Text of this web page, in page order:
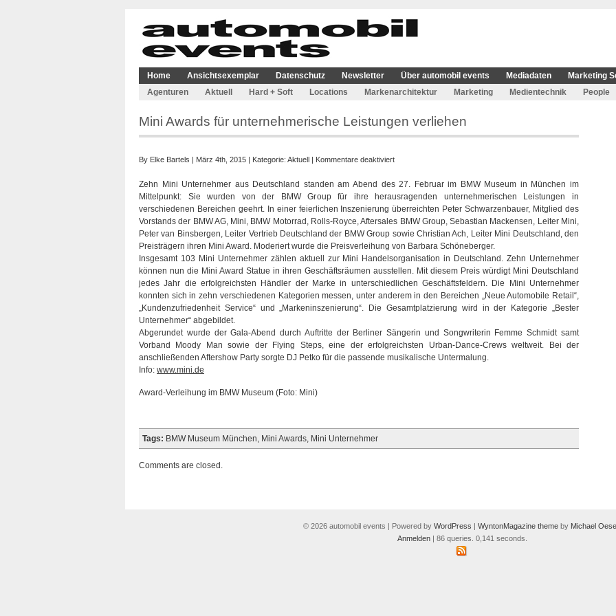
Home Ansichtsexemplar Datenschutz Newsletter Über automobil events Mediadaten
Marketing
Agenturen
Aktuell Hard + Soft Locations Markenarchitektur Marketing Medientechnik People
Mini Awards für unternehmerische Leistungen verliehen
By Elke Bartels | März 4th, 2015 | Kategorie: Aktuell | Kommentare deaktiviertfür
Awards
für
unternehmerische
Leistungen
verliehen
Zehn Mini Unternehmer aus Deutschland standen am Abend des 27. Februar im BMW Museum in München im
Mittelpunkt: Sie wurden von der BMW Group für ihre herausragenden unternehmerischen Leistungen in
verschiedenen Bereichen geehrt. In einer feierlichen Inszenierung überreichten Peter Schwarzenbauer, Mitglied des
Vorstands der BMW AG, Mini, BMW Motorrad, Rolls-Royce, Aftersales BMW Group, Sebastian Mackensen, Leiter Mini,
Peter van Binsbergen, Leiter Vertrieb Deutschland der BMW Group sowie Christian Ach, Leiter Mini Deutschland, den
Preisträgern ihren Mini Award. Moderiert wurde die Preisverleihung von Barbara Schöneberger.
Insgesamt 103 Mini Unternehmer zählen aktuell zur Mini Handelsorganisation in Deutschland. Zehn Unternehmer
können nun die Mini Award Statue in ihren Geschäftsräumen ausstellen. Mit diesem Preis würdigt Mini Deutschland
jedes Jahr die erfolgreichsten Händler der Marke in unterschiedlichen Geschäftsfeldern. Die Mini Unternehmer
konnten sich in zehn verschiedenen Kategorien messen, unter anderem in den Bereichen „Neue Automobile Retail“,
„Kundenzufriedenheit Service“ und „Markeninszenierung“. Die Gesamtplatzierung wird in der Kategorie „Bester
Unternehmer“ abgebildet.
Abgerundet wurde der Gala-Abend durch Auftritte der Berliner Sängerin und Songwriterin Femme Schmidt samt
Vorband Moody Man sowie der Flying Steps, eine der erfolgreichsten Urban-Dance-Crews weltweit. Bei der
anschließenden Aftershow Party sorgte DJ Petko für die passende musikalische Untermalung.
Info: www.mini.de
Award-Verleihung im BMW Museum (Foto: Mini)
Tags: BMW Museum München, Mini Awards, Mini Unternehmer
Comments are closed.
© 2026 automobil events | Powered by WordPress | WyntonMagazine theme by Michael
Anmelden| 86 queries. 0,141 seconds.